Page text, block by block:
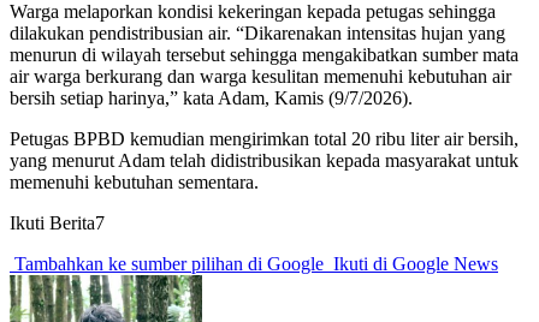
Warga melaporkan kondisi kekeringan kepada petugas sehingga
dilakukan pendistribusian air. “Dikarenakan intensitas hujan yang
menurun di wilayah tersebut sehingga mengakibatkan sumber mata
air warga berkurang dan warga kesulitan memenuhi kebutuhan air
bersih setiap harinya,” kata Adam, Kamis (9/7/2026).
Petugas BPBD kemudian mengirimkan total 20 ribu liter air bersih,
yang menurut Adam telah didistribusikan kepada masyarakat untuk
memenuhi kebutuhan sementara.
Ikuti Berita7
Tambahkan ke sumber pilihan di Google Ikuti di Google News